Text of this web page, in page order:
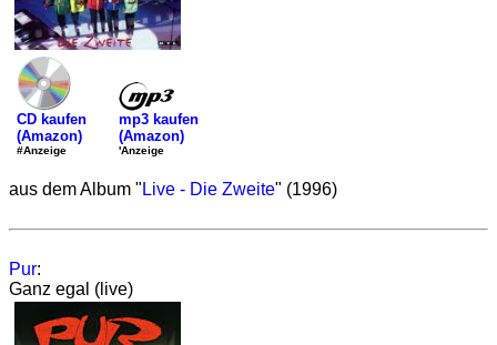
CD kaufen
(Amazon)
#Anzeige
mp3 kaufen
(Amazon)
'Anzeige
aus dem Album " Live - Die Zweite" (1996)
Pur:
Ganz egal (live)